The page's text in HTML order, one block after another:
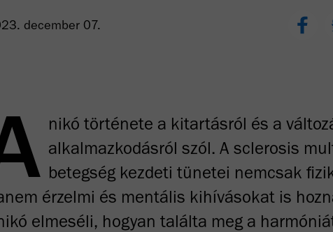
december 07.
nikó története a kitartásról és a
alkalmazkodásról szól. A sclerosis
betegség kezdeti tünetei nemcsak
érzelmi és mentális kihívásokat is
elmeséli, hogyan találta meg a